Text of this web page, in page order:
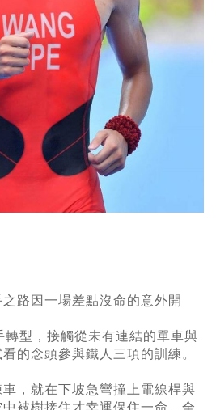
路因一場差點沒命的意外開
型，接觸從未有連結的單車與
的念頭參與鐵人三項的訓練。
，就在下坡急彎撞上電線桿與
被樹接住才幸運保住一命，全